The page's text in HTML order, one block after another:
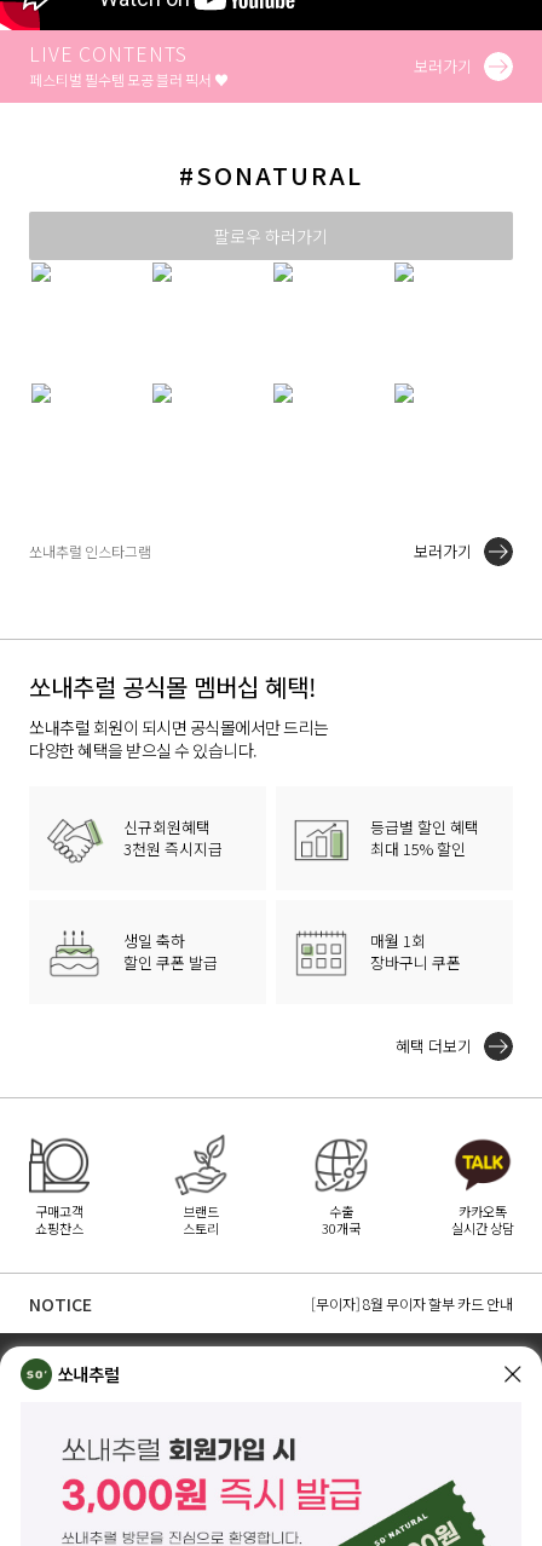
LIVE CONTENTS
페스티벌 필수템 모공 블러 픽서 ♥
보러가기
#SONATURAL
팔로우 하러가기
쏘내추럴 인스타그램 보러가기
쏘내추럴 공식몰 멤버십 혜택!
쏘내추럴 회원이 되시면 공식몰에서만 드리는
다양한 혜택을 받으실 수 있습니다.
신규회원혜택
3천원 즉시지급
등급별 할인 혜택
최대 15% 할인
생일 축하
할인 쿠폰 발급
매월 1회
장바구니 쿠폰
혜택 더보기
구매고객
쇼핑찬스
브랜드
스토리
수출
30개국
카카오톡
실시간 상담
NOTICE
[무이자] 8월 PAYCO 혜택 안내
[무이자] 8월 무이자 할부 카드 안내
쏘내추럴 소개
사업자등록번호 261-81-21889
통신판매업신고 제2014-서울강남-03442호
제품/배송 문의help@sonatural.co.kr
마케팅 문의
marketing@sonatural.co.kr
본사 고객센터 문의 02-573-6769 (평일 10:00~18:00 / 점심시간 12:30~13:30)
쏘내추럴